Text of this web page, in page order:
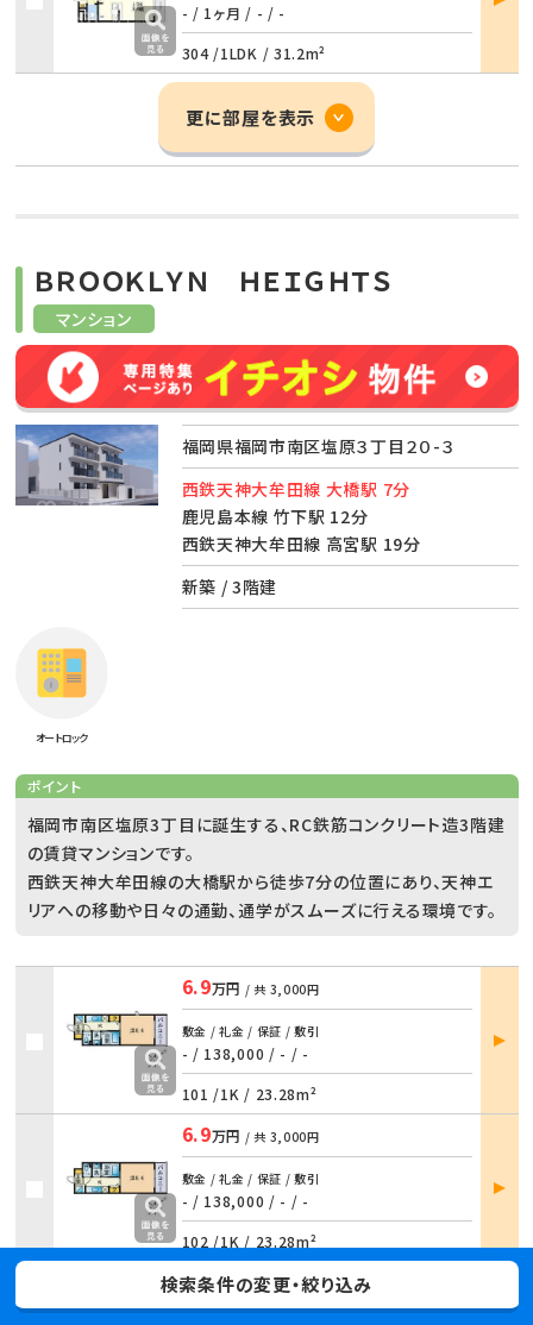
- / 1ヶ月 / - / -
304 /1LDK / 31.2m²
詳細
更に部屋を表示
マンション
ＢＲＯＯＫＬＹＮ ＨＥＩＧＨＴＳ
福岡県福岡市南区塩原３丁目２０-３
西鉄天神大牟田線 大橋駅 7分
鹿児島本線 竹下駅 12分
西鉄天神大牟田線 高宮駅 19分
新築 / 3階建
オートロック
ポイント
福岡市南区塩原3丁目に誕生する、RC鉄筋コンクリート造3階建
の賃貸マンションです。
西鉄天神大牟田線の大橋駅から徒歩7分の位置にあり、天神エ
リアへの移動や日々の通勤、通学がスムーズに行える環境です。
6.9万円 / 共 3,000円
敷金 / 礼金 / 保証 / 敷引
- / 138,000 / - / -
101 /1K / 23.28m²
部屋
詳細
6.9万円 / 共 3,000円
敷金 / 礼金 / 保証 / 敷引
- / 138,000 / - / -
102 /1K / 23.28m²
部屋
詳細
7.1万円/ 共3,000円
検索条件の変更・絞り込み